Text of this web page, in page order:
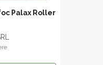
Palax Roller